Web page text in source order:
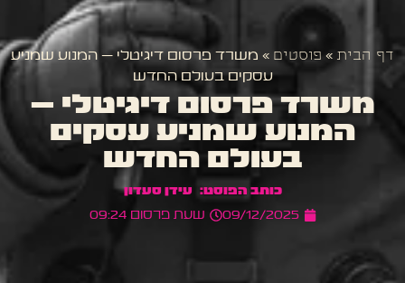
דף הבית » פוסטים » משרד פרסום דיגיטלי – המנוע שמניע
עסקים בעולם החדש
משרד פרסום דיגיטלי –
המנוע שמניע עסקים
בעולם החדש
עידן סעדון
09/12/2025 שעת פרסום 09:24